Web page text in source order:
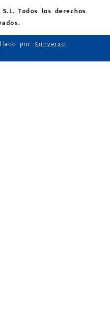
Todos los derechos
porKonverxo